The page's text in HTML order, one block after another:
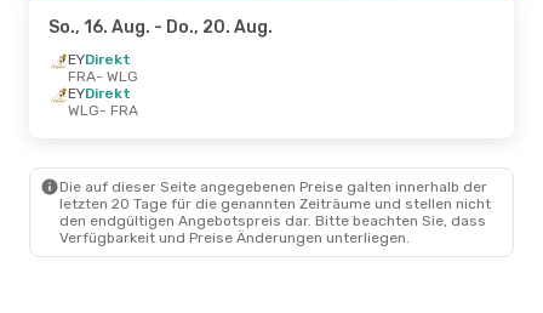
So., 16. Aug. - Do., 20. Aug.
EYDirekt
FRA- WLG
EYDirekt
WLG- FRA
Die auf dieser Seite angegebenen Preise galten innerhalb der
letzten 20 Tage für die genannten Zeiträume und stellen nicht
den endgültigen Angebotspreis dar. Bitte beachten Sie, dass
Verfügbarkeit und Preise Änderungen unterliegen.